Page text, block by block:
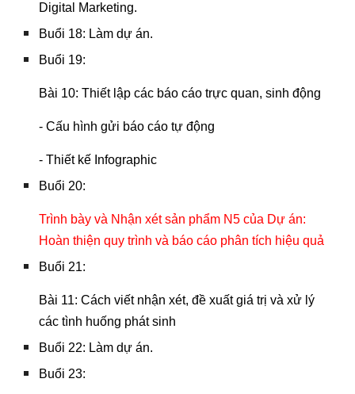
Digital Marketing.
Buổi 18: Làm dự án.
Buổi 19:
Bài 10: Thiết lập các báo cáo trực quan, sinh động
- Cấu hình gửi báo cáo tự động
- Thiết kế Infographic
Buổi 20:
Trình bày và Nhận xét sản phẩm N5 của Dự án:
Hoàn thiện quy trình và báo cáo phân tích hiệu quả
Buổi 21:
Bài 11: Cách viết nhận xét, đề xuất giá trị và xử lý
các tình huống phát sinh
Buổi 22: Làm dự án.
Buổi 23: